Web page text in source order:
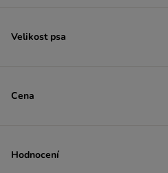
Velikost psa
Cena
Hodnocení